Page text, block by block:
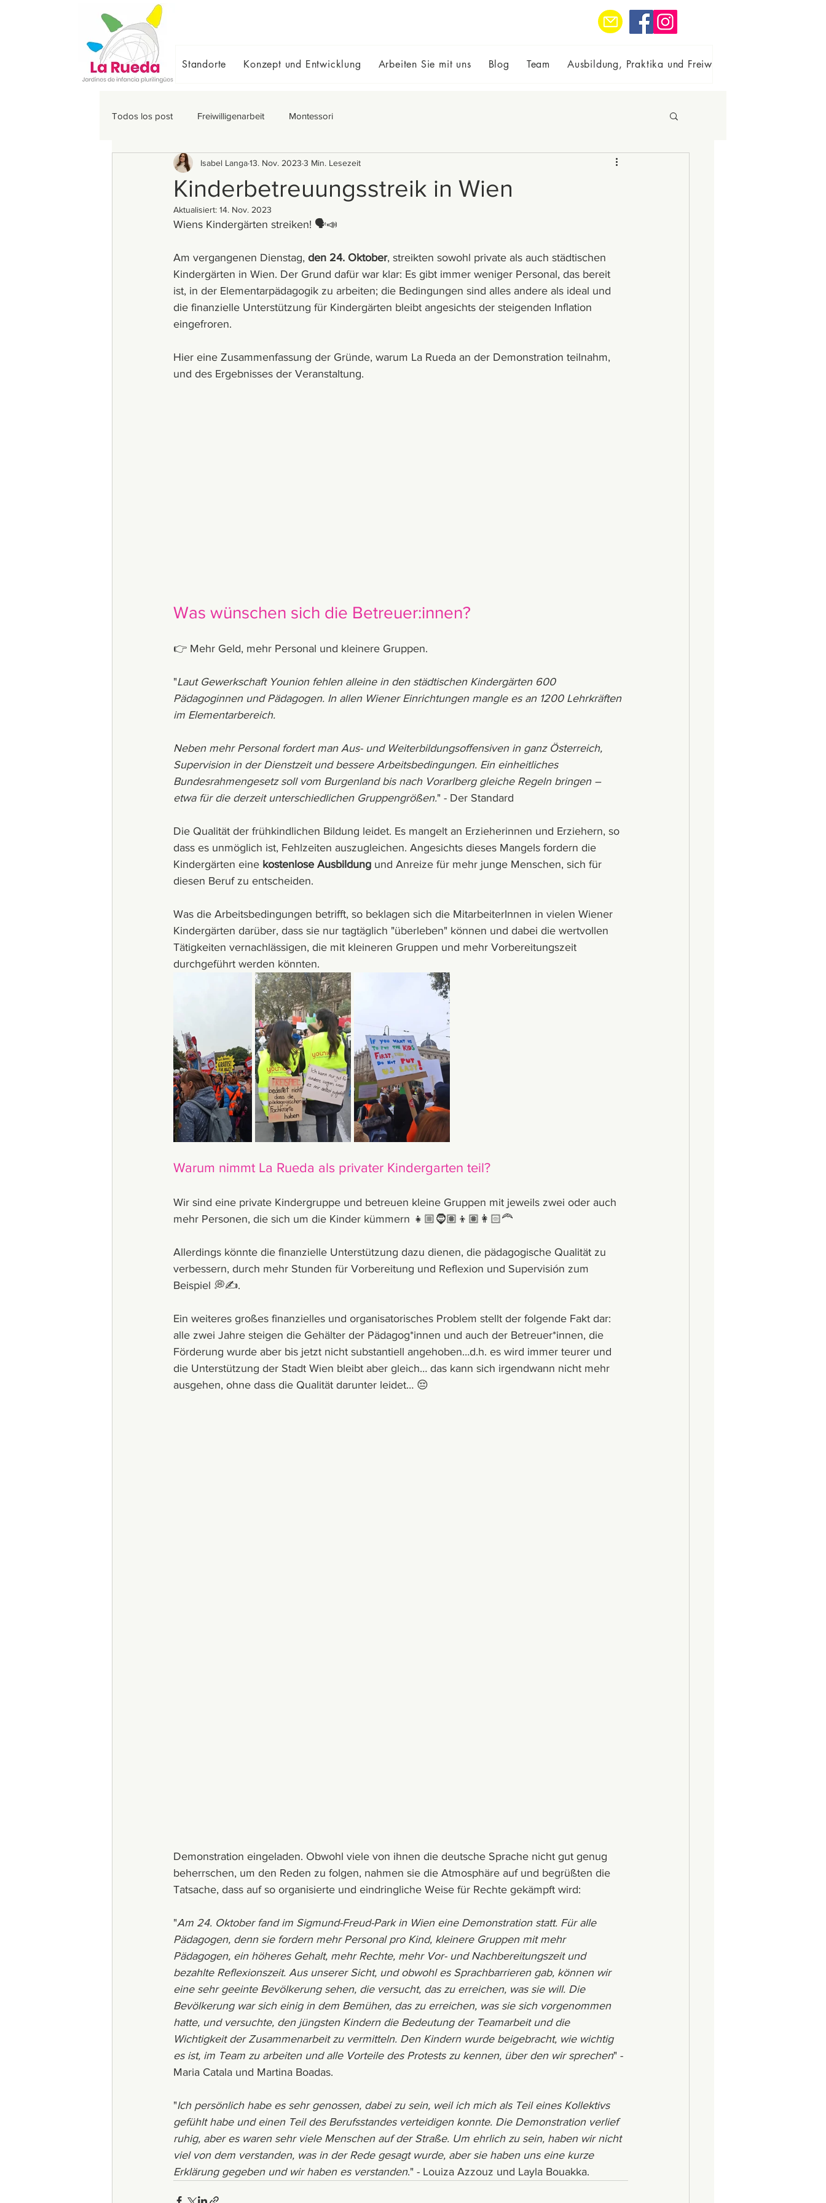
Standorte Konzept und Entwicklung Arbeiten Sie mit uns Blog Team Ausbildung, Praktika und Freiwilligenarb
Todos los post Freiwilligenarbeit Montessori
Kinderbetreuungsstreik in Wien
Isabel Langa13. Nov. 2023 3 Min. Lesezeit
Aktualisiert: 14. Nov. 2023
Wiens Kindergärten streiken! 🗣📣
Am vergangenen Dienstag, den 24. Oktober, streikten sowohl private als auch städtischen
Kindergärten in Wien. Der Grund dafür war klar: Es gibt immer weniger Personal, das bereit
ist, in der Elementarpädagogik zu arbeiten; die Bedingungen sind alles andere als ideal und
die finanzielle Unterstützung für Kindergärten bleibt angesichts der steigenden Inflation
eingefroren.
Hier eine Zusammenfassung der Gründe, warum La Rueda an der Demonstration teilnahm,
und des Ergebnisses der Veranstaltung.
Was wünschen sich die Betreuer:innen?
👉 Mehr Geld, mehr Personal und kleinere Gruppen.
"Laut Gewerkschaft Younion fehlen alleine in den städtischen Kindergärten 600
Pädagoginnen und Pädagogen. In allen Wiener Einrichtungen mangle es an 1200 Lehrkräften
im Elementarbereich.
Neben mehr Personal fordert man Aus- und Weiterbildungsoffensiven in ganz Österreich,
Supervision in der Dienstzeit und bessere Arbeitsbedingungen. Ein einheitliches
Bundesrahmengesetz soll vom Burgenland bis nach Vorarlberg gleiche Regeln bringen –
etwa für die derzeit unterschiedlichen Gruppengrößen." - Der Standard
Die Qualität der frühkindlichen Bildung leidet. Es mangelt an Erzieherinnen und Erziehern, so
dass es unmöglich ist, Fehlzeiten auszugleichen. Angesichts dieses Mangels fordern die
Kindergärten eine kostenlose Ausbildung und Anreize für mehr junge Menschen, sich für
diesen Beruf zu entscheiden.
Was die Arbeitsbedingungen betrifft, so beklagen sich die MitarbeiterInnen in vielen Wiener
Kindergärten darüber, dass sie nur tagtäglich "überleben" können und dabei die wertvollen
Tätigkeiten vernachlässigen, die mit kleineren Gruppen und mehr Vorbereitungszeit
durchgeführt werden könnten.
Warum nimmt La Rueda als privater Kindergarten teil?
Wir sind eine private Kindergruppe und betreuen kleine Gruppen mit jeweils zwei oder auch
mehr Personen, die sich um die Kinder kümmern 👧🏼🧔🏽👦🏽👩🏻‍🦰
Allerdings könnte die finanzielle Unterstützung dazu dienen, die pädagogische Qualität zu
verbessern, durch mehr Stunden für Vorbereitung und Reflexion und Supervisión zum
Beispiel 💭✍️.
Ein weiteres großes finanzielles und organisatorisches Problem stellt der folgende Fakt dar:
alle zwei Jahre steigen die Gehälter der Pädagog*innen und auch der Betreuer*innen, die
Förderung wurde aber bis jetzt nicht substantiell angehoben…d.h. es wird immer teurer und
die Unterstützung der Stadt Wien bleibt aber gleich… das kann sich irgendwann nicht mehr
ausgehen, ohne dass die Qualität darunter leidet… 😔
Demonstration eingeladen. Obwohl viele von ihnen die deutsche Sprache nicht gut genug
beherrschen, um den Reden zu folgen, nahmen sie die Atmosphäre auf und begrüßten die
Tatsache, dass auf so organisierte und eindringliche Weise für Rechte gekämpft wird:
"Am 24. Oktober fand im Sigmund-Freud-Park in Wien eine Demonstration statt. Für alle
Pädagogen, denn sie fordern mehr Personal pro Kind, kleinere Gruppen mit mehr
Pädagogen, ein höheres Gehalt, mehr Rechte, mehr Vor- und Nachbereitungszeit und
bezahlte Reflexionszeit. Aus unserer Sicht, und obwohl es Sprachbarrieren gab, können wir
eine sehr geeinte Bevölkerung sehen, die versucht, das zu erreichen, was sie will. Die
Bevölkerung war sich einig in dem Bemühen, das zu erreichen, was sie sich vorgenommen
hatte, und versuchte, den jüngsten Kindern die Bedeutung der Teamarbeit und die
Wichtigkeit der Zusammenarbeit zu vermitteln. Den Kindern wurde beigebracht, wie wichtig
es ist, im Team zu arbeiten und alle Vorteile des Protests zu kennen, über den wir sprechen" -
Maria Catala und Martina Boadas.
"Ich persönlich habe es sehr genossen, dabei zu sein, weil ich mich als Teil eines Kollektivs
gefühlt habe und einen Teil des Berufsstandes verteidigen konnte. Die Demonstration verlief
ruhig, aber es waren sehr viele Menschen auf der Straße. Um ehrlich zu sein, haben wir nicht
viel von dem verstanden, was in der Rede gesagt wurde, aber sie haben uns eine kurze
Erklärung gegeben und wir haben es verstanden." - Louiza Azzouz und Layla Bouakka.